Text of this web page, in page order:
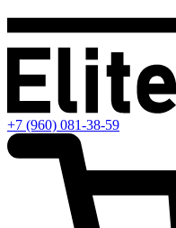
+7 (960) 081-38-59